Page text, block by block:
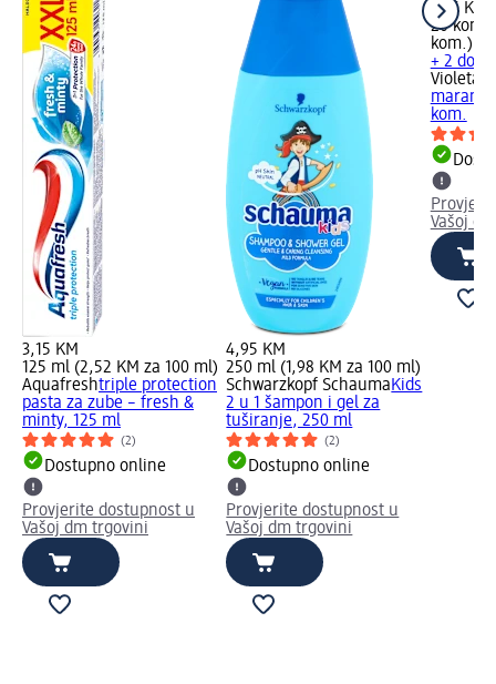
3,15 KM
125 ml (2,52 KM za 100 ml)
Aquafreshtriple protection
pasta za zube – fresh &
minty, 125 ml
(2)
Dostupno online
Provjerite dostupnost u
Vašoj dm trgovini
4,95 KM
250 ml (1,98 KM za 100 ml)
Schwarzkopf SchaumaKids
2 u 1 šampon i gel za
tuširanje, 250 ml
(2)
Dostupno online
Provjerite dostupnost u
Vašoj dm trgovini
1,25 KM
20 kom.
kom.)
+ 2
Violeta
kom.
Vašoj